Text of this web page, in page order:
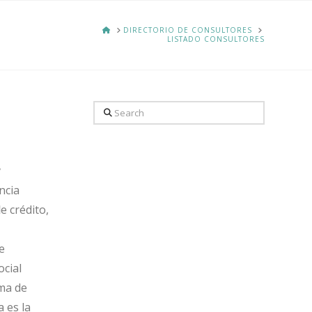
HOMEDIRECTORIO DE CONSULTORES
LISTADO CONSULTORES
crédito,
de
es la
Search